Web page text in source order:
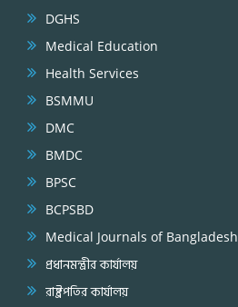
DGHS
Medical Education
Health Services
BSMMU
DMC
BMDC
BPSC
BCPSBD
Medical Journals of Bangladesh
প্রধানমন্ত্রীর কার্যালয়
রাষ্ট্রপতির কার্যালয়